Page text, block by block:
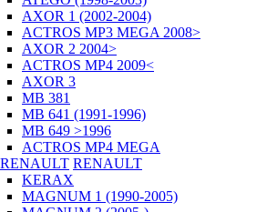
AXOR 1 (2002-2004)
ACTROS MP3 MEGA 2008>
AXOR 2 2004>
ACTROS MP4 2009<
AXOR 3
MB 381
MB 641 (1991-1996)
MB 649 >1996
ACTROS MP4 MEGA
RENAULT
KERAX
MAGNUM 1 (1990-2005)